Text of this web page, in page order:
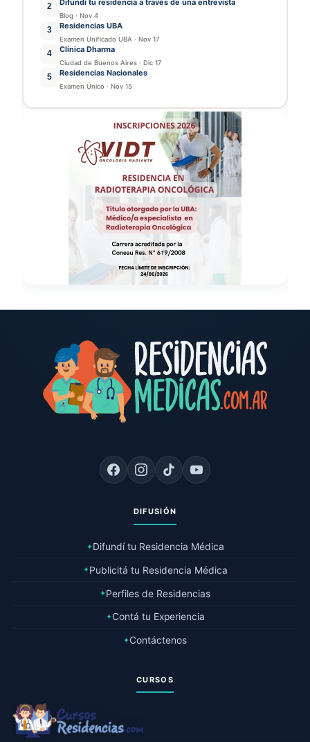
2
Blog · Nov 4
3 Residencias UBA
Examen Unificado UBA · Nov 17
4 Clínica Dharma
Ciudad de Buenos Aires · Dic 17
5 Residencias Nacionales
Examen Único · Nov 15
DIFUSIÓN
✦Difundí tu Residencia Médica
✦Publicitá tu Residencia Médica
✦Perfiles de Residencias
✦Contá tu Experiencia
✦Contáctenos
CURSOS